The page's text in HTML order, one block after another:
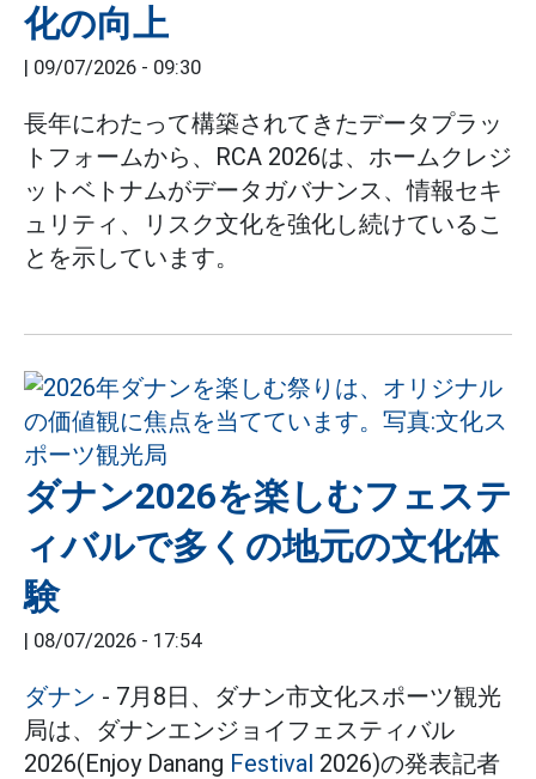
化の向上
| 09/07/2026 - 09:30
長年にわたって構築されてきたデータプラッ
トフォームから、RCA 2026は、ホームクレジ
ットベトナムがデータガバナンス、情報セキ
ュリティ、リスク文化を強化し続けているこ
とを示しています。
ダナン2026を楽しむフェステ
ィバルで多くの地元の文化体
験
| 08/07/2026 - 17:54
ダナン - 7月8日、ダナン市文化スポーツ観光
局は、ダナンエンジョイフェスティバル
2026(Enjoy Danang Festival 2026)の発表記者